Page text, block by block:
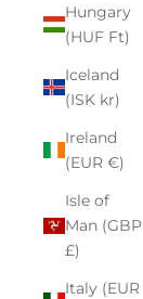
Hungary
(HUF Ft)
Iceland
(ISK kr)
Ireland
(EUR €)
Isle of
Man (GBP
£)
Italy (EUR